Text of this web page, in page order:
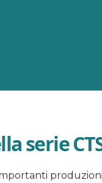
serie